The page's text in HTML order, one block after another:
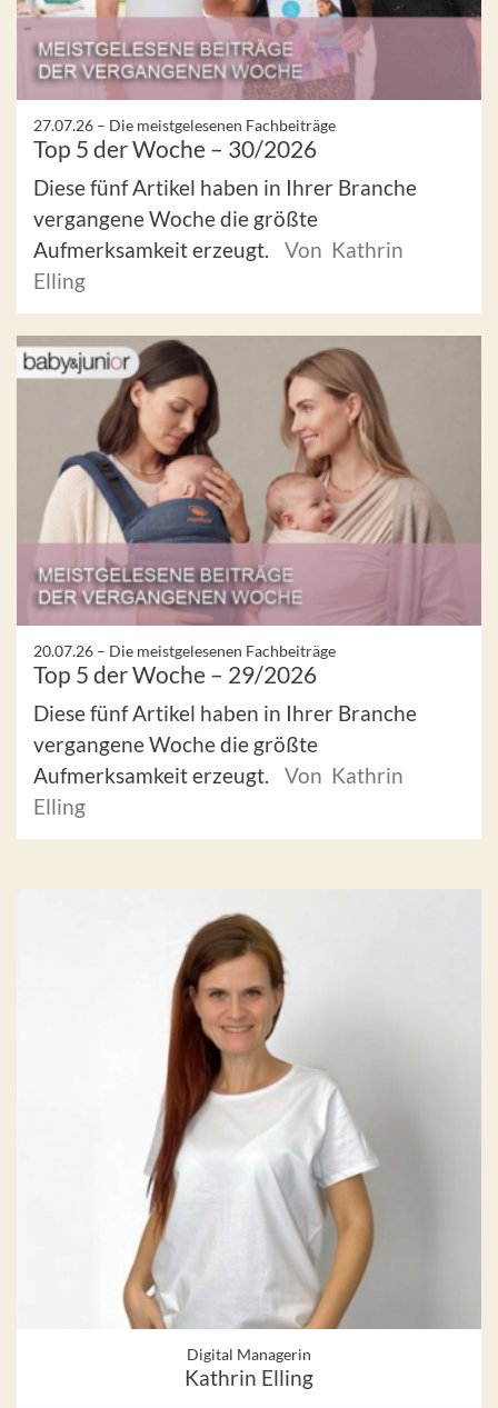
27.07.26 – Die meistgelesenen Fachbeiträge
Top 5 der Woche – 30/2026
Diese fünf Artikel haben in Ihrer Branche
vergangene Woche die größte
Aufmerksamkeit erzeugt.
Von Kathrin
Elling
20.07.26 – Die meistgelesenen Fachbeiträge
Top 5 der Woche – 29/2026
Diese fünf Artikel haben in Ihrer Branche
vergangene Woche die größte
Aufmerksamkeit erzeugt.
Von Kathrin
Elling
Digital Managerin
Kathrin Elling